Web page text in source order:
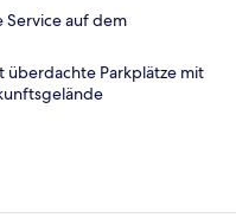
Service auf dem
überdachte Parkplätze mit